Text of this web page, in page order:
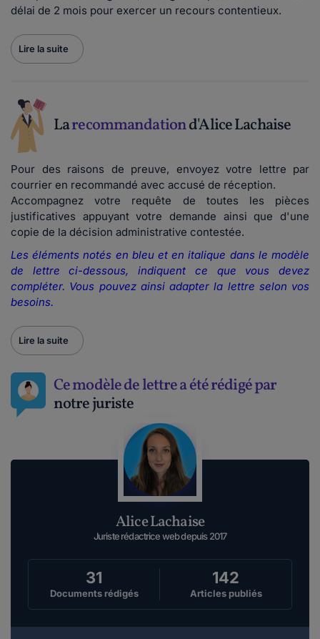
délai de 2 mois pour exercer un recours contentieux.
Lire la suite
Larecommandationd'Alice Lachaise
Pour des raisons de preuve, envoyez votre lettre par
courrier en recommandé avec accusé de réception.
Accompagnez votre requête de toutes les pièces
justificatives appuyant votre demande ainsi que d'une
copie de la décision administrative contestée.
Les éléments notés en bleu et en italique dans le modèle
de lettre ci-dessous, indiquent ce que vous devez
compléter. Vous pouvez ainsi adapter la lettre selon vos
besoins.
Lire la suite
Ce modèle de lettre a été rédigé par
notre juriste
Alice Lachaise
Juriste rédactrice web depuis 2017
31
Documents rédigés
142
Articles publiés